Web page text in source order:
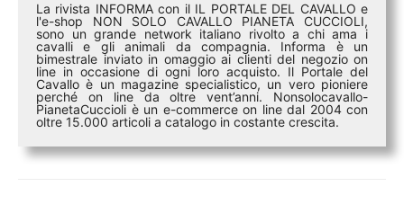
La rivista INFORMA con il IL PORTALE DEL CAVALLO e
l'e-shop NON SOLO CAVALLO PIANETA CUCCIOLI,
sono un grande network italiano rivolto a chi ama i
cavalli e gli animali da compagnia. Informa è un
bimestrale inviato in omaggio ai clienti del negozio on
line in occasione di ogni loro acquisto. Il Portale del
Cavallo è un magazine specialistico, un vero pioniere
perché on line da oltre vent’anni. Nonsolocavallo-
PianetaCuccioli è un e-commerce on line dal 2004 con
oltre 15.000 articoli a catalogo in costante crescita.